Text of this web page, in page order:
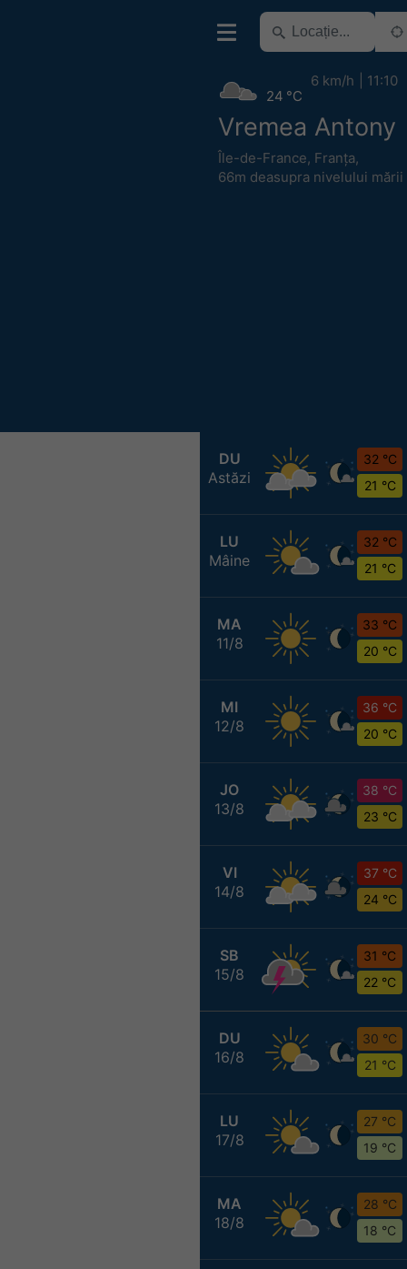
Vremea Antony
Île-de-France, Franța,
66m deasupra nivelului mării
24 °C
6 km/h 11:10
DU
Astăzi
32 °C
21 °C
LU
Mâine
32 °C
21 °C
MA
11/8
33 °C
20 °C
MI
12/8
36 °C
20 °C
JO
13/8
38 °C
23 °C
VI
14/8
37 °C
24 °C
SB
15/8
31 °C
22 °C
DU
16/8
30 °C
21 °C
LU
17/8
27 °C
19 °C
MA
18/8
28 °C
18 °C